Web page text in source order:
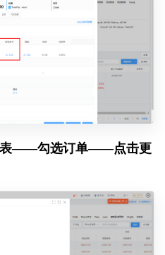
表——勾选订单——点击更